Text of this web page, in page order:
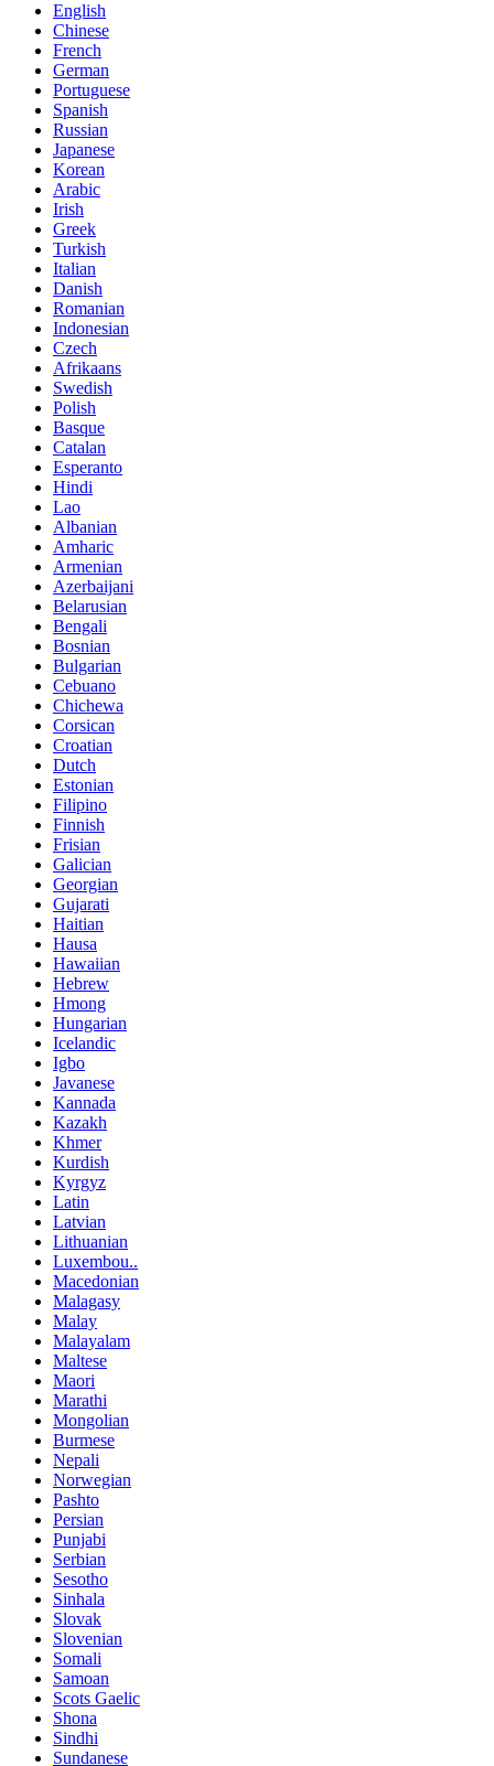
English
Chinese
French
German
Portuguese
Spanish
Russian
Japanese
Korean
Arabic
Irish
Greek
Turkish
Italian
Danish
Romanian
Indonesian
Czech
Afrikaans
Swedish
Polish
Basque
Catalan
Esperanto
Hindi
Lao
Albanian
Amharic
Armenian
Azerbaijani
Belarusian
Bengali
Bosnian
Bulgarian
Cebuano
Chichewa
Corsican
Croatian
Dutch
Estonian
Filipino
Finnish
Frisian
Galician
Georgian
Gujarati
Haitian
Hausa
Hawaiian
Hebrew
Hmong
Hungarian
Icelandic
Igbo
Javanese
Kannada
Kazakh
Khmer
Kurdish
Kyrgyz
Latin
Latvian
Lithuanian
Luxembou..
Macedonian
Malagasy
Malay
Malayalam
Maltese
Maori
Marathi
Mongolian
Burmese
Nepali
Norwegian
Pashto
Persian
Punjabi
Serbian
Sesotho
Sinhala
Slovak
Slovenian
Somali
Samoan
Scots Gaelic
Shona
Sindhi
Sundanese